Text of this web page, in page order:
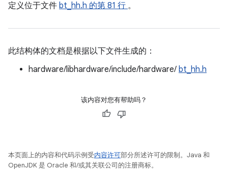
定义位于文件 bt_hh.h 的第 81 行 。
此结构体的文档是根据以下文件生成的：
hardware/libhardware/include/hardware/ bt_hh.h
该内容对您有帮助吗？
本页面上的内容和代码示例受内容许可部分所述许可的限制。Java 和
OpenJDK 是 Oracle 和/或其关联公司的注册商标。